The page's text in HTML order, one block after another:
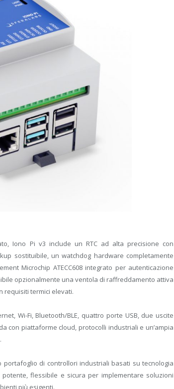
Iono Pi v3 include un RTC ad alta precisione con
sostituibile, un watchdog hardware completamente
Microchip ATECC608 integrato per autenticazione
opzionalmente una ventola di raffreddamento attiva
requisiti termici elevati.
Wi-Fi, Bluetooth/BLE, quattro porte USB, due uscite
con piattaforme cloud, protocolli industriali e un’ampia
di controllori industriali basati su tecnologia
flessibile e sicura per implementare soluzioni
più esigenti.